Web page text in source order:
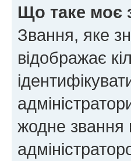
Що таке моє
Звання, яке
відображає
жодне звання